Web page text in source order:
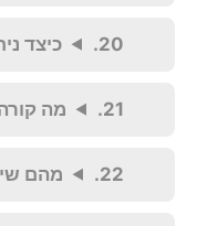
כיצד
מה
מהם